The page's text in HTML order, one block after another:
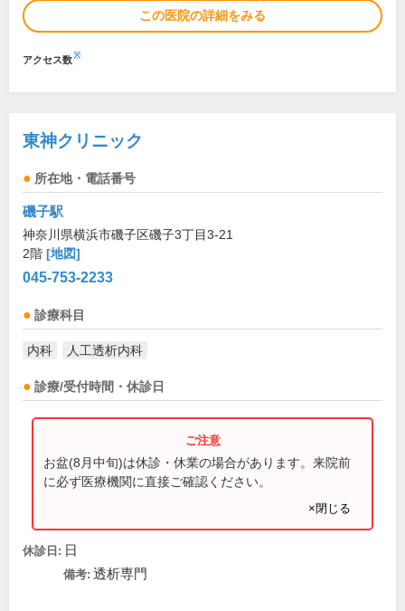
この医院の詳細をみる
アクセス数※
東神クリニック
所在地・電話番号
磯子駅
神奈川県横浜市磯子区磯子3丁目3-21
2階 [地図]
045-753-2233
診療科目
内科 人工透析内科
診療/受付時間・休診日
お盆(8月中旬)は休診・休業の場合があります。来院前
に必ず医療機関に直接ご確認ください。
×閉じる
休診日: 日
備考: 透析専門